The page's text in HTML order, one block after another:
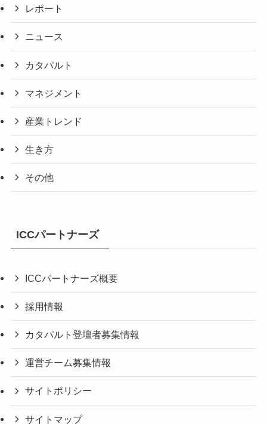
レポート
ニュース
カタパルト
マネジメント
産業トレンド
生き方
その他
ICCパートナーズ
ICCパートナーズ概要
採用情報
カタパルト登壇者募集情報
運営チーム募集情報
サイトポリシー
サイトマップ